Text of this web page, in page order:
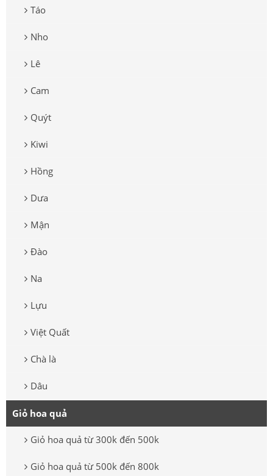
Táo
Nho
Lê
Cam
Quýt
Kiwi
Hồng
Dưa
Mận
Đào
Na
Lựu
Việt Quất
Chà là
Dâu
Giỏ hoa quả
Giỏ hoa quả từ 300k đến 500k
Giỏ hoa quả từ 500k đến 800k